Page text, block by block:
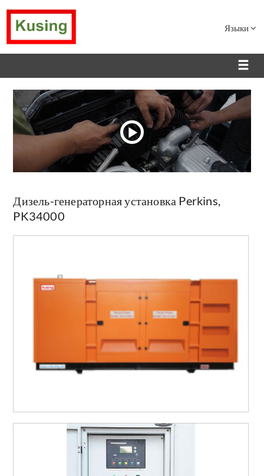
Языки
Дизель-генераторная установка Perkins,
PK34000